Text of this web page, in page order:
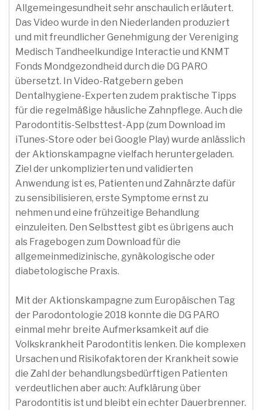
Allgemeingesundheit sehr anschaulich erläutert.
Das Video wurde in den Niederlanden produziert
und mit freundlicher Genehmigung der Vereniging
Medisch Tandheelkundige Interactie und KNMT
Fonds Mondgezondheid durch die DG PARO
übersetzt. In Video-Ratgebern geben
Dentalhygiene-Experten zudem praktische Tipps
für die regelmäßige häusliche Zahnpflege. Auch die
Parodontitis-Selbsttest-App (zum Download im
iTunes-Store oder bei Google Play) wurde anlässlich
der Aktionskampagne vielfach heruntergeladen.
Ziel der unkomplizierten und validierten
Anwendung ist es, Patienten und Zahnärzte dafür
zu sensibilisieren, erste Symptome ernst zu
nehmen und eine frühzeitige Behandlung
einzuleiten. Den Selbsttest gibt es übrigens auch
als Fragebogen zum Download für die
allgemeinmedizinische, gynäkologische oder
diabetologische Praxis.
Mit der Aktionskampagne zum Europäischen Tag
der Parodontologie 2018 konnte die DG PARO
einmal mehr breite Aufmerksamkeit auf die
Volkskrankheit Parodontitis lenken. Die komplexen
Ursachen und Risikofaktoren der Krankheit sowie
die Zahl der behandlungsbedürftigen Patienten
verdeutlichen aber auch: Aufklärung über
Parodontitis ist und bleibt ein echter Dauerbrenner.